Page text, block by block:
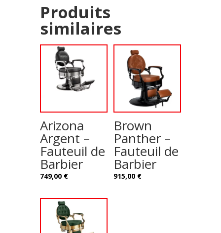
Produits
similaires
Arizona
Argent –
Fauteuil de
Barbier
749,00 €
Brown
Panther –
Fauteuil de
Barbier
915,00 €